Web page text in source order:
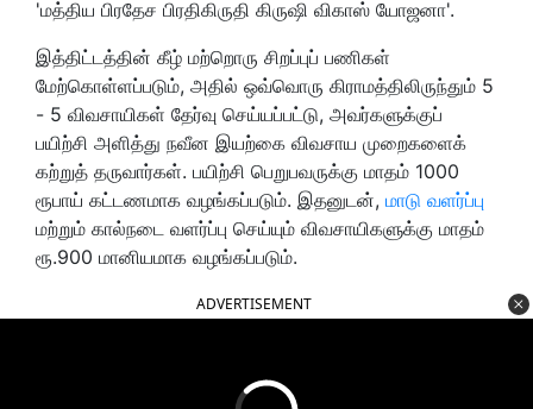
'மத்திய பிரதேச பிரதிகிருதி கிருஷி விகாஸ் யோஜனா'.
இத்திட்டத்தின் கீழ் மற்றொரு சிறப்புப் பணிகள்
மேற்கொள்ளப்படும், அதில் ஒவ்வொரு கிராமத்திலிருந்தும் 5
- 5 விவசாயிகள் தேர்வு செய்யப்பட்டு, அவர்களுக்குப்
பயிற்சி அளித்து நவீன இயற்கை விவசாய முறைகளைக்
கற்றுத் தருவார்கள். பயிற்சி பெறுபவருக்கு மாதம் 1000
ரூபாய் கட்டணமாக வழங்கப்படும். இதனுடன், மாடு வளர்ப்பு
மற்றும் கால்நடை வளர்ப்பு செய்யும் விவசாயிகளுக்கு மாதம்
ரூ.900 மானியமாக வழங்கப்படும்.
ADVERTISEMENT